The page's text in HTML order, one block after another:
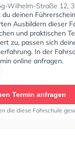
Wilhelm-Straße 12,
deinen
Ausbildern dieser
und praktischen
zu, passen sich
In der
online anfragen.
Termin anfragen
die diese Fahrschule